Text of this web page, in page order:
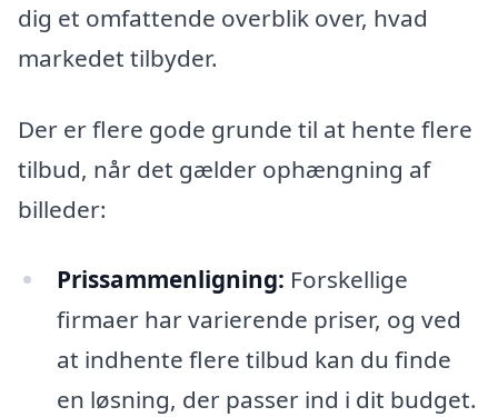
dig et omfattende overblik over, hvad
markedet tilbyder.
Der er flere gode grunde til at hente flere
tilbud, når det gælder ophængning af
billeder:
Prissammenligning: Forskellige
firmaer har varierende priser, og ved
at indhente flere tilbud kan du finde
en løsning, der passer ind i dit budget.